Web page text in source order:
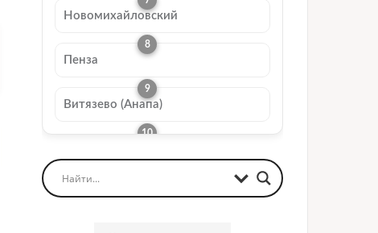
Новомихайловский
Пенза
Витязево (Анапа)